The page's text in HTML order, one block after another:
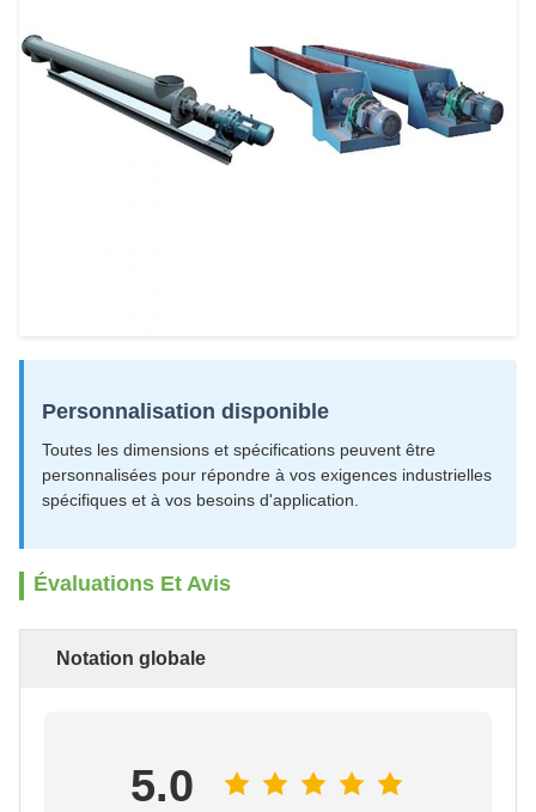
Personnalisation disponible
Toutes les dimensions et spécifications peuvent être
personnalisées pour répondre à vos exigences industrielles
spécifiques et à vos besoins d'application.
Évaluations Et Avis
Notation globale
5.0